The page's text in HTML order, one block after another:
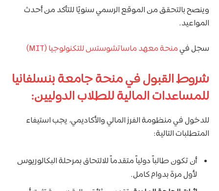
وينصح بالتحقق من الموقع الرسمي سنويًا للتأكد من أحدث
المواعيد.
سجل فيمنحة معهد ماساتشوستس للتكنولوجيا (MIT)
شروط القبول في منحة جامعة بنسلفانيا
للمساعدات المالية للطلاب الدوليين:
للدخول في منظومة الفرز المالي والأكاديمي، يجب استيفاء
المتطلبات التالية:
أن تكون طالباً دولياً متقدماً للالتحاق بمرحلة البكالوريوس
لأول مرة بدوام كامل.